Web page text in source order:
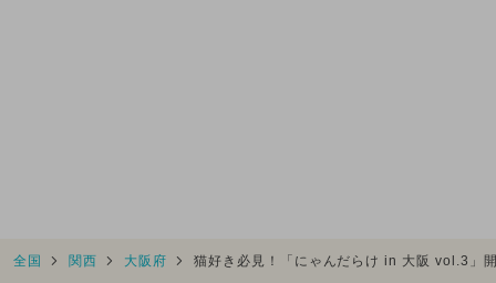
全国 関西 大阪府 猫好き必見！「にゃんだらけ in 大阪 vol.3